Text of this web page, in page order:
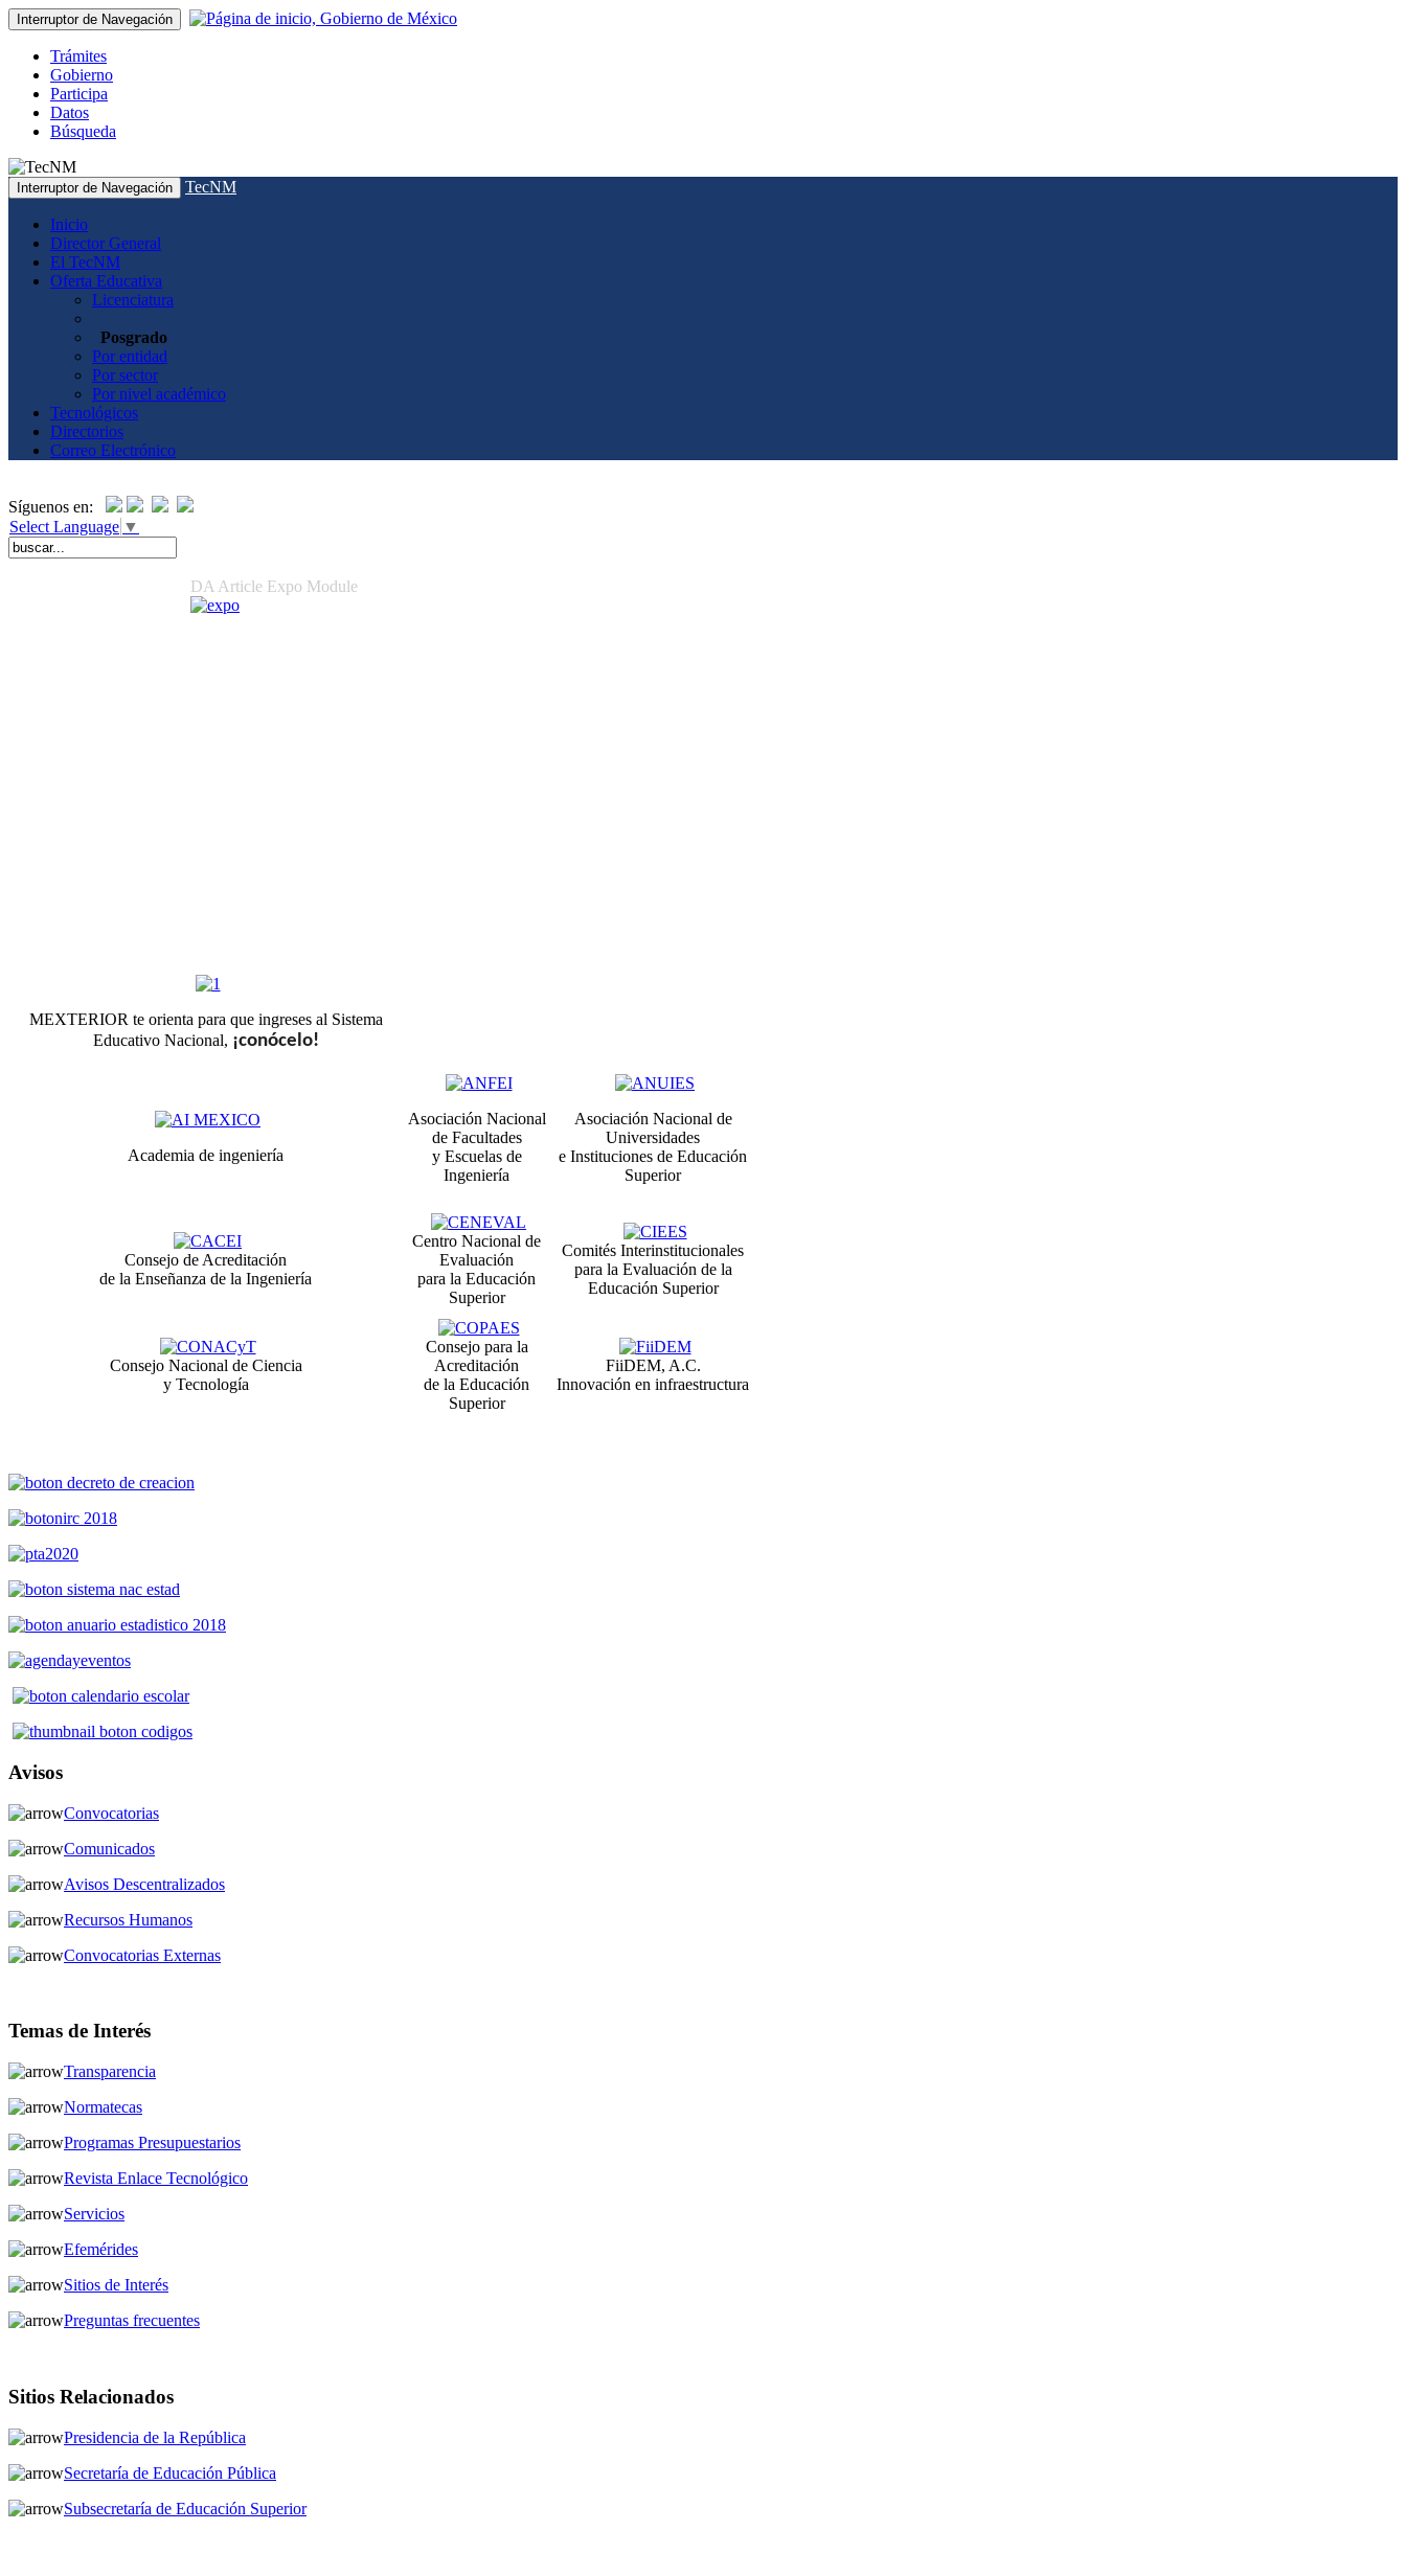
Interruptor de Navegación
Trámites
Gobierno
Participa
Datos
Búsqueda
Interruptor de Navegación TecNM
Inicio
Director General
El TecNM
Oferta Educativa
Licenciatura
Posgrado
Por entidad
Por sector
Por nivel académico
Tecnológicos
Directorios
Correo Electrónico
Síguenos en:
Select Language ▼
DA Article Expo Module
MEXTERIOR te orienta para que ingreses al Sistema
Educativo Nacional, ¡conócelo!
Academia de ingeniería
Asociación Nacional
de Facultades
y Escuelas de
Ingeniería
Asociación Nacional de
Universidades
e Instituciones de Educación
Superior
Consejo de Acreditación
de la Enseñanza de la Ingeniería
Centro Nacional de
Evaluación
para la Educación
Superior
Comités Interinstitucionales
para la Evaluación de la
Educación Superior
Consejo Nacional de Ciencia
y Tecnología
Consejo para la
Acreditación
de la Educación
Superior
FiiDEM, A.C.
Innovación en infraestructura
Avisos
Convocatorias
Comunicados
Avisos Descentralizados
Recursos Humanos
Convocatorias Externas
Temas de Interés
Transparencia
Normatecas
Programas Presupuestarios
Revista Enlace Tecnológico
Servicios
Efemérides
Sitios de Interés
Preguntas frecuentes
Sitios Relacionados
Presidencia de la República
Secretaría de Educación Pública
Subsecretaría de Educación Superior